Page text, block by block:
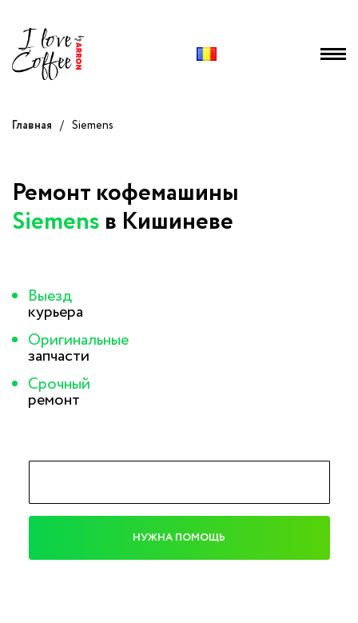
Главная / Siemens
Ремонт кофемашины
Siemens в Кишиневе
Выезд
курьера
Оригинальные
запчасти
Срочный
ремонт